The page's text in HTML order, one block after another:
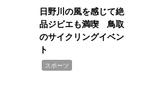
日野川の風を感じて絶
品ジビエも満喫 鳥取
のサイクリングイベン
ト
スポーツ